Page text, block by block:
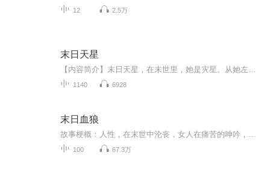
12 2.5万
末日天星
1140 6928
末日血狼
100 67.3万